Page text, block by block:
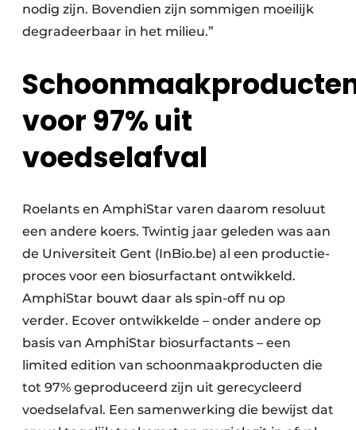
nodig zijn. Bovendien zijn sommigen moeilijk
degradeerbaar in het milieu.”
voor 97% uit
voedselafval
Roelants en AmphiStar varen daarom resoluut
een andere koers. Twintig jaar geleden was aan
de Universiteit Gent (InBio.be) al een productie­-
proces voor een biosurfactant ontwikkeld.
AmphiStar bouwt daar als spin-off nu op
verder. Ecover ontwikkelde – onder andere op
basis van AmphiStar biosurfactants – een
limited edition van schoonmaakproducten die
tot 97% geproduceerd zijn uit gerecycleerd
voedselafval. Een samenwerking die bewijst dat